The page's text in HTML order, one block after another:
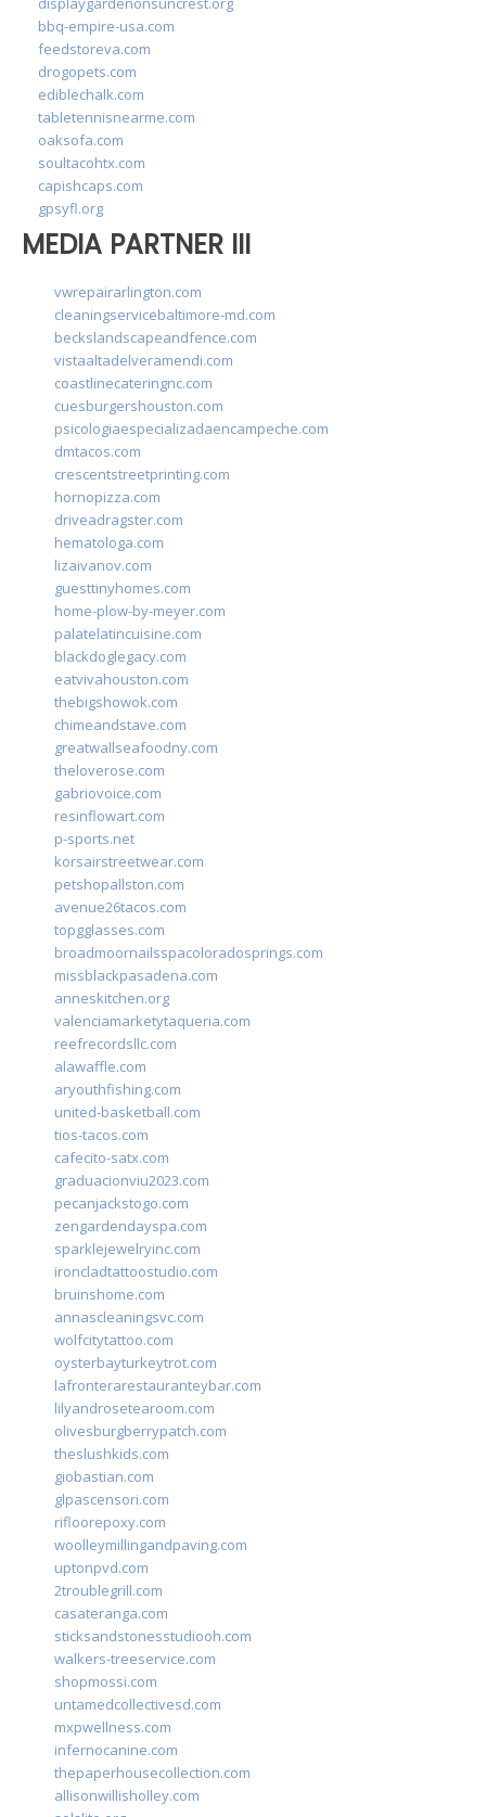
bbq-empire-usa.com
feedstoreva.com
drogopets.com
ediblechalk.com
tabletennisnearme.com
oaksofa.com
soultacohtx.com
capishcaps.com
gpsyfl.org
MEDIA PARTNER III
vwrepairarlington.com
cleaningservicebaltimore-md.com
beckslandscapeandfence.com
vistaaltadelveramendi.com
coastlinecateringnc.com
cuesburgershouston.com
psicologiaespecializadaencampeche.com
dmtacos.com
crescentstreetprinting.com
hornopizza.com
driveadragster.com
hematologa.com
lizaivanov.com
guesttinyhomes.com
home-plow-by-meyer.com
palatelatincuisine.com
blackdoglegacy.com
eatvivahouston.com
thebigshowok.com
chimeandstave.com
greatwallseafoodny.com
theloverose.com
gabriovoice.com
resinflowart.com
p-sports.net
korsairstreetwear.com
petshopallston.com
avenue26tacos.com
topgglasses.com
broadmoornailsspacoloradosprings.com
missblackpasadena.com
anneskitchen.org
valenciamarketytaqueria.com
reefrecordsllc.com
alawaffle.com
aryouthfishing.com
united-basketball.com
tios-tacos.com
cafecito-satx.com
graduacionviu2023.com
pecanjackstogo.com
zengardendayspa.com
sparklejewelryinc.com
ironcladtattoostudio.com
bruinshome.com
annascleaningsvc.com
wolfcitytattoo.com
oysterbayturkeytrot.com
lafronterarestauranteybar.com
lilyandrosetearoom.com
olivesburgberrypatch.com
theslushkids.com
giobastian.com
glpascensori.com
rifloorepoxy.com
woolleymillingandpaving.com
uptonpvd.com
2troublegrill.com
casateranga.com
sticksandstonesstudiooh.com
walkers-treeservice.com
shopmossi.com
untamedcollectivesd.com
mxpwellness.com
infernocanine.com
thepaperhousecollection.com
allisonwillisholley.com